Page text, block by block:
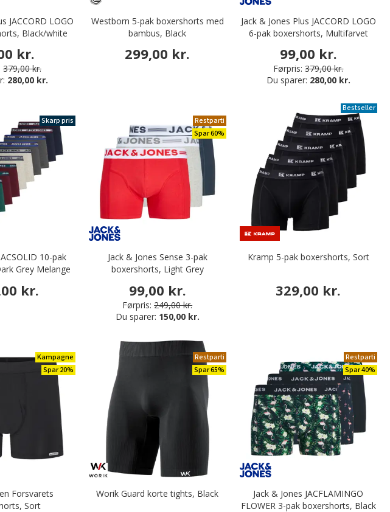
JACCORD LOGO
Black/white
kr.
379,00 kr.
280,00 kr.
Westborn 5-pak boxershorts med
bambus, Black
299,00 kr.
Jack & Jones Plus JACCORD LOGO
6-pak boxershorts, Multifarvet
99,00 kr.
Førpris: 379,00 kr.
Du sparer: 280,00 kr.
Skarp pris
10-pak
Grey Melange
kr.
Restparti
Spar 60%
Jack & Jones Sense 3-pak
boxershorts, Light Grey
99,00 kr.
Førpris: 249,00 kr.
Du sparer: 150,00 kr.
Bestseller
Kramp 5-pak boxershorts, Sort
329,00 kr.
Kampagne
Spar 20%
Forsvarets
Sort
Restparti
Spar 65%
Worik Guard korte tights, Black
Restparti
Spar 40%
Jack & Jones JACFLAMINGO
FLOWER 3-pak boxershorts, Black